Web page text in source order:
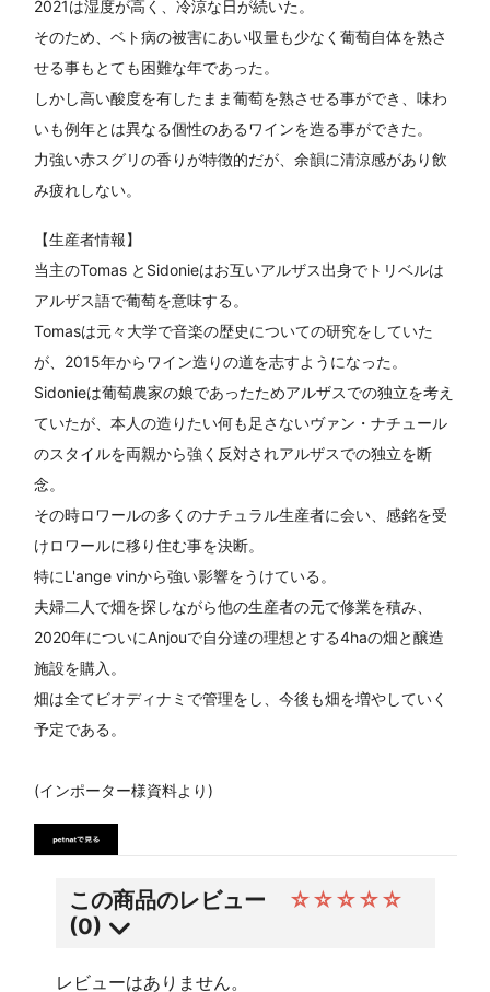
2021は湿度が高く、冷涼な日が続いた。
そのため、ベト病の被害にあい収量も少なく葡萄自体を熟さ
せる事もとても困難な年であった。
しかし高い酸度を有したまま葡萄を熟させる事ができ、味わ
いも例年とは異なる個性のあるワインを造る事ができた。
力強い赤スグリの香りが特徴的だが、余韻に清涼感があり飲
み疲れしない。
【生産者情報】
当主のTomas とSidonieはお互いアルザス出身でトリベルは
アルザス語で葡萄を意味する。
Tomasは元々大学で音楽の歴史についての研究をしていた
が、2015年からワイン造りの道を志すようになった。
Sidonieは葡萄農家の娘であったためアルザスでの独立を考え
ていたが、本人の造りたい何も足さないヴァン・ナチュール
のスタイルを両親から強く反対されアルザスでの独立を断
念。
その時ロワールの多くのナチュラル生産者に会い、感銘を受
けロワールに移り住む事を決断。
特にL'ange vinから強い影響をうけている。
夫婦二人で畑を探しながら他の生産者の元で修業を積み、
2020年についにAnjouで自分達の理想とする4haの畑と醸造
施設を購入。
畑は全てビオディナミで管理をし、今後も畑を増やしていく
予定である。
(インポーター様資料より)
この商品のレビュー
☆☆☆☆☆
(0)
レビューはありません。